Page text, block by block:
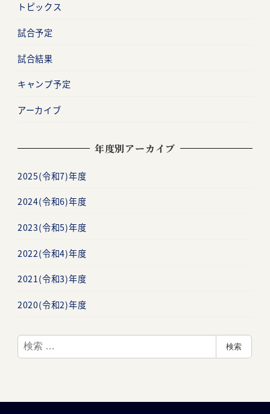
トピックス
試合予定
試合結果
キャンプ予定
アーカイブ
年度別アーカイブ
2025(令和7)年度
2024(令和6)年度
2023(令和5)年度
2022(令和4)年度
2021(令和3)年度
2020(令和2)年度
検
索
検索